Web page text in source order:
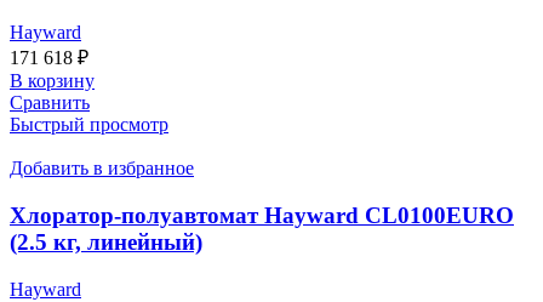
Hayward
171 618 ₽
В корзину
Сравнить
Быстрый просмотр
Добавить в избранное
Хлоратор-полуавтомат Hayward CL0100EURO
(2.5 кг, линейный)
Hayward